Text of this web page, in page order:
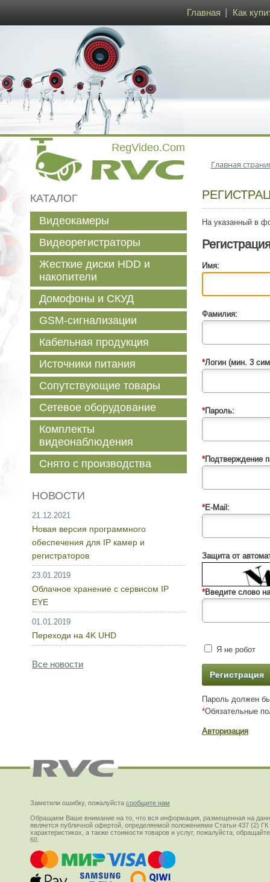
Главная Как
Главная
На указанный в
Имя:
Фамилия:
*Логин (мин. 3
*Пароль:
*Подтверждение
*E-Mail:
Защита от
*Введите слово
Я не робот
Пароль должен
*Обязательные
Авторизация
КАТАЛОГ
Видеокамеры
Видеорегистраторы
Жесткие диски HDD и
накопители
Домофоны и СКУД
GSM-сигнализации
Кабельная продукция
Источники питания
Сопутствующие товары
Сетевое оборудование
Комплекты
видеонаблюдения
Снято с производства
НОВОСТИ
21.12.2021
Новая версия программного
обеспечения для IP камер и
регистраторов
23.01.2019
Облачное хранение с сервисом IP
EYE
01.01.2019
Переходи на 4K UHD
Все новости
Заметили ошибку, пожалуйста сообщите нам
Обращаем Ваше внимание на то, что вся информация, размещенная на
является публичной офертой, определяемой положениями Статьи 437 (2)
характеристиках, а также стоимости товаров и услуг, пожалуйста,
60.